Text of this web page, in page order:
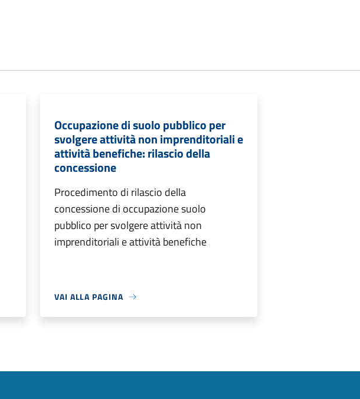
Occupazione di suolo pubblico per
svolgere attività non imprenditoriali e
attività benefiche: rilascio della
concessione
Procedimento di rilascio della
concessione di occupazione suolo
pubblico per svolgere attività non
imprenditoriali e attività benefiche
VAI ALLA PAGINA